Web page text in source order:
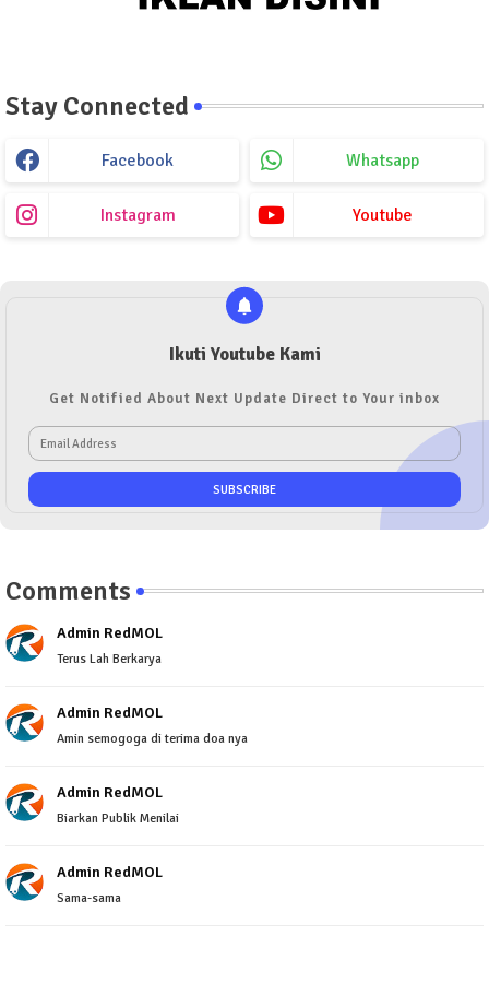
Stay Connected
Facebook Whatsapp
Instagram Youtube
Ikuti Youtube Kami
Get Notified About Next Update Direct to Your inbox
Comments
Admin RedMOL
Terus Lah Berkarya
Admin RedMOL
Amin semogoga di terima doa nya
Admin RedMOL
Biarkan Publik Menilai
Admin RedMOL
Sama-sama